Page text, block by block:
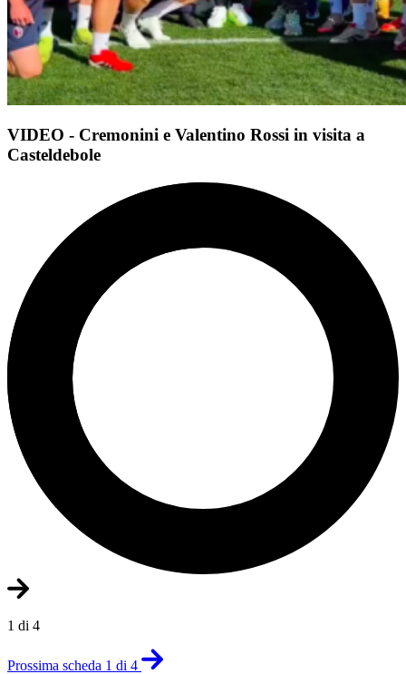
VIDEO - Cremonini e Valentino Rossi in visita a
Casteldebole
1 di 4
Prossima scheda 1 di 4